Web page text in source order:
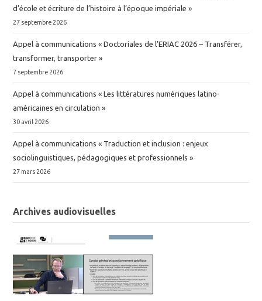
d’école et écriture de l’histoire à l’époque impériale »
27 septembre 2026
Appel à communications « Doctoriales de l’ERIAC 2026 – Transférer,
transformer, transporter »
7 septembre 2026
Appel à communications « Les littératures numériques latino-
américaines en circulation »
30 avril 2026
Appel à communications « Traduction et inclusion : enjeux
sociolinguistiques, pédagogiques et professionnels »
27 mars 2026
Archives audiovisuelles